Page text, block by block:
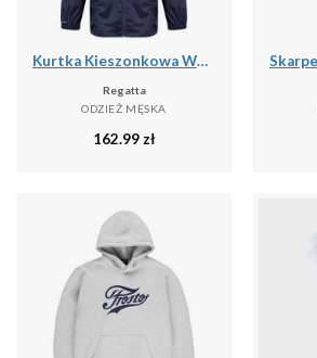
Kurtka Kieszonkowa Wodoodporna Męska + Worek Pack It III
Regatta
ODZIEŻ MĘSKA
162.99 zł